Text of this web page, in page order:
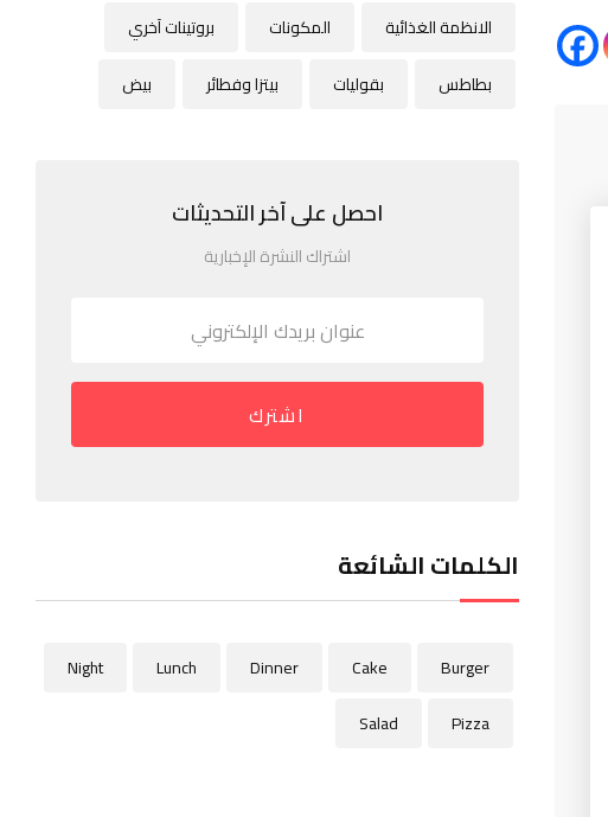
الانظمة الغذائية
المكونات
بروتينات آخري
بطاطس
بقوليات بيتزا وفطائر بيض
احصل على آخر التحديثات
اشتراك النشرة الإخبارية
اشترك
الكلمات الشائعة
Burger
Cake
Dinner
Lunch
Night
Pizza
Salad